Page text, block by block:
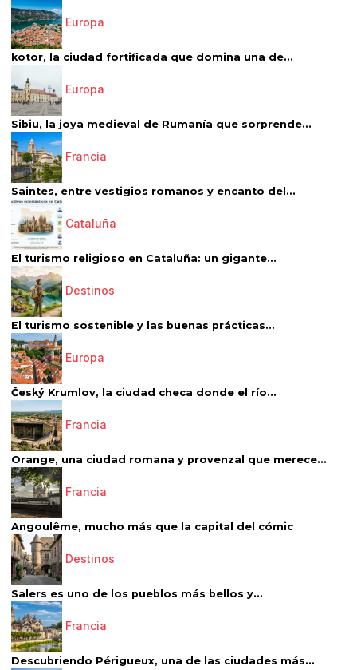
Europa
kotor, la ciudad fortificada que domina una de...
Europa
Sibiu, la joya medieval de Rumanía que sorprende...
Francia
Saintes, entre vestigios romanos y encanto del...
Cataluña
El turismo religioso en Cataluña: un gigante...
Destinos
El turismo sostenible y las buenas prácticas...
Europa
Český Krumlov, la ciudad checa donde el río...
Francia
Orange, una ciudad romana y provenzal que merece...
Francia
Angoulême, mucho más que la capital del cómic
Destinos
Salers es uno de los pueblos más bellos y...
Francia
Descubriendo Périgueux, una de las ciudades más...